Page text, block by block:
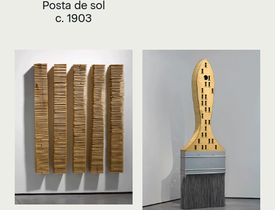
Posta de sol
c. 1903